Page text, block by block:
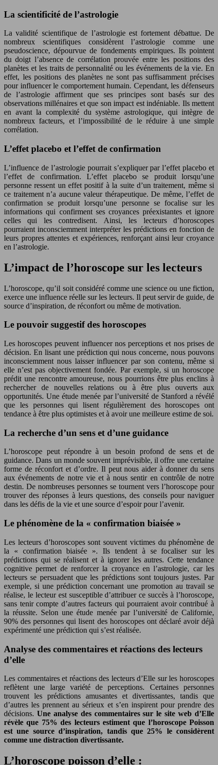
La scientificité de l’astrologie
La validité scientifique de l’astrologie est fortement débattue. De
nombreux scientifiques considèrent l’astrologie comme une
pseudoscience, dépourvue de fondements empiriques. Ils pointent
du doigt l’absence de corrélation prouvée entre les positions des
planètes et les traits de personnalité ou les événements de la vie. En
effet, les positions des planètes ne sont pas suffisamment précises
pour influencer le comportement humain. Cependant, les défenseurs
de l’astrologie affirment que ses principes sont basés sur des
observations millénaires et que son impact est indéniable. Ils mettent
en avant la complexité du système astrologique, qui intègre de
nombreux facteurs, et l’impossibilité de le réduire à une simple
corrélation.
L’effet placebo et l’effet de confirmation
L’influence de l’astrologie pourrait s’expliquer par l’effet placebo et
l’effet de confirmation. L’effet placebo se produit lorsqu’une
personne ressent un effet positif à la suite d’un traitement, même si
ce traitement n’a aucune valeur thérapeutique. De même, l’effet de
confirmation se produit lorsqu’une personne se focalise sur les
informations qui confirment ses croyances préexistantes et ignore
celles qui les contredisent. Ainsi, les lecteurs d’horoscopes
pourraient inconsciemment interpréter les prédictions en fonction de
leurs propres attentes et expériences, renforçant ainsi leur croyance
en l’astrologie.
L’impact de l’horoscope sur les lecteurs
L’horoscope, qu’il soit considéré comme une science ou une fiction,
exerce une influence réelle sur les lecteurs. Il peut servir de guide, de
source d’inspiration, de réconfort ou même de motivation.
Le pouvoir suggestif des horoscopes
Les horoscopes peuvent influencer nos perceptions et nos prises de
décision. En lisant une prédiction qui nous concerne, nous pouvons
inconsciemment nous laisser influencer par son contenu, même si
elle n’est pas objectivement fondée. Par exemple, si un horoscope
prédit une rencontre amoureuse, nous pourrions être plus enclins à
rechercher de nouvelles relations ou à être plus ouverts aux
opportunités. Une étude menée par l’université de Stanford a révélé
que les personnes qui lisent régulièrement des horoscopes ont
tendance à être plus optimistes et à avoir une meilleure estime de soi.
La recherche d’un sens et d’une guidance
L’horoscope peut répondre à un besoin profond de sens et de
guidance. Dans un monde souvent imprévisible, il offre une certaine
forme de réconfort et d’ordre. Il peut nous aider à donner du sens
aux événements de notre vie et à nous sentir en contrôle de notre
destin. De nombreuses personnes se tournent vers l’horoscope pour
trouver des réponses à leurs questions, des conseils pour naviguer
dans les défis de la vie et une source d’espoir pour l’avenir.
Le phénomène de la « confirmation biaisée »
Les lecteurs d’horoscopes sont souvent victimes du phénomène de
la « confirmation biaisée ». Ils tendent à se focaliser sur les
prédictions qui se réalisent et à ignorer les autres. Cette tendance
cognitive permet de renforcer la croyance en l’astrologie, car les
lecteurs se persuadent que les prédictions sont toujours justes. Par
exemple, si une prédiction concernant une promotion au travail se
réalise, le lecteur est susceptible d’attribuer ce succès à l’horoscope,
sans tenir compte d’autres facteurs qui pourraient avoir contribué à
la réussite. Selon une étude menée par l’université de Californie,
90% des personnes qui lisent des horoscopes ont déclaré avoir déjà
expérimenté une prédiction qui s’est réalisée.
Analyse des commentaires et réactions des lecteurs
d’elle
Les commentaires et réactions des lecteurs d’Elle sur les horoscopes
reflètent une large variété de perceptions. Certaines personnes
trouvent les prédictions amusantes et divertissantes, tandis que
d’autres les prennent au sérieux et s’en inspirent pour prendre des
décisions. Une analyse des commentaires sur le site web d’Elle
révèle que 75% des lecteurs estiment que l’horoscope Poisson
est une source d’inspiration, tandis que 25% le considèrent
comme une distraction divertissante.
L’horoscope poisson d’elle :